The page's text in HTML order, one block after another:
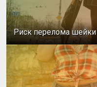
Риск перелома